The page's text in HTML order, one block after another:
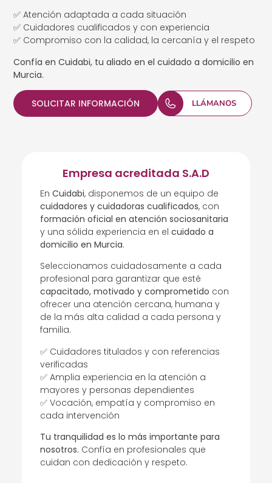
✅ Atención adaptada a cada situación
✅ Cuidadores cualificados y con experiencia
✅ Compromiso con la calidad, la cercanía y el respeto
Confía en Cuidabi, tu aliado en el cuidado a domicilio en
Murcia.
SOLICITAR INFORMACIÓN LLÁMANOS
Empresa acreditada S.A.D
En Cuidabi, disponemos de un equipo de
cuidadores y cuidadoras cualificados, con
formación oficial en atención sociosanitaria
y una sólida experiencia en el cuidado a
domicilio en Murcia.
Seleccionamos cuidadosamente a cada
profesional para garantizar que esté
capacitado, motivado y comprometido con
ofrecer una atención cercana, humana y
de la más alta calidad a cada persona y
familia.
✅ Cuidadores titulados y con referencias
verificadas
✅ Amplia experiencia en la atención a
mayores y personas dependientes
✅ Vocación, empatía y compromiso en
cada intervención
Tu tranquilidad es lo más importante para
nosotros. Confía en profesionales que
cuidan con dedicación y respeto.